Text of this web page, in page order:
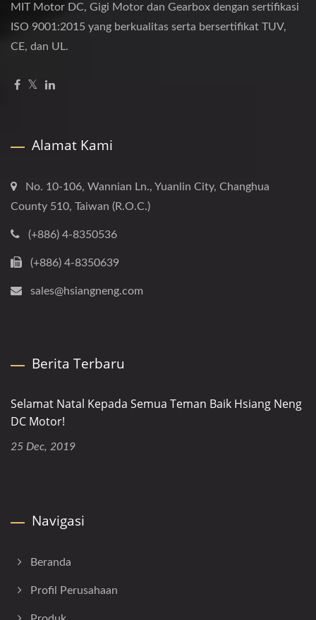
MIT Motor DC, Gigi Motor dan Gearbox dengan sertifikasi
ISO 9001:2015 yang berkualitas serta bersertifikat TUV,
CE, dan UL.
Alamat Kami
No. 10-106, Wannian Ln., Yuanlin City, Changhua
County 510, Taiwan (R.O.C.)
(+886) 4-8350536
(+886) 4-8350639
sales@hsiangneng.com
Berita Terbaru
Selamat Natal Kepada Semua Teman Baik Hsiang Neng
DC Motor!
25 Dec, 2019
Navigasi
Beranda
Profil Perusahaan